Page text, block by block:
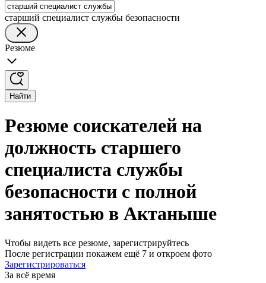
старший специалист службы безопасности
Резюме
Найти
Резюме соискателей на
должность старшего
специалиста службы
безопасности с полной
занятостью в Актаныше
Чтобы видеть все резюме, зарегистрируйтесь
После регистрации покажем ещё 7 и откроем фото
Зарегистрироваться
За всё время